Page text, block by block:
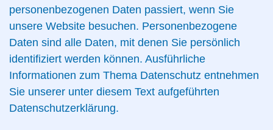
personenbezogenen Daten passiert, wenn Sie
unsere Website besuchen. Personenbezogene
Daten sind alle Daten, mit denen Sie persönlich
identifiziert werden können. Ausführliche
Informationen zum Thema Datenschutz entnehmen
Sie unserer unter diesem Text aufgeführten
Datenschutzerklärung.